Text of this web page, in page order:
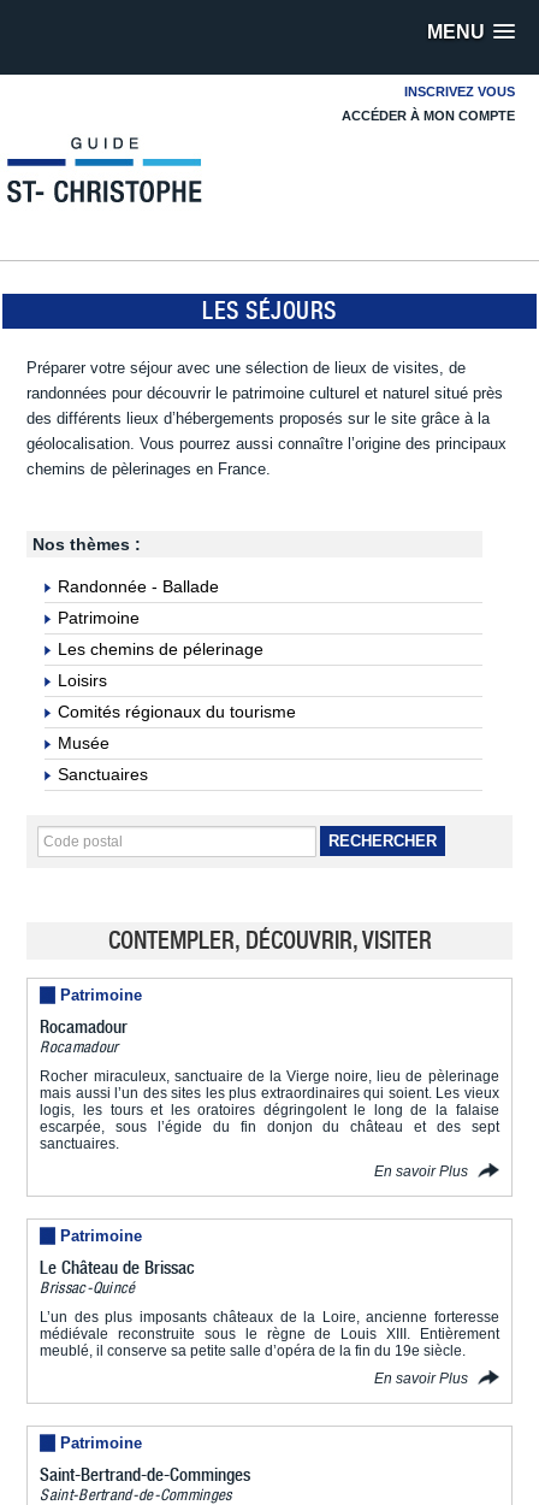
MENU
INSCRIVEZ VOUS
ACCÉDER À MON COMPTE
LES SÉJOURS
Préparer votre séjour avec une sélection de lieux de visites, de
randonnées pour découvrir le patrimoine culturel et naturel situé près
des différents lieux d’hébergements proposés sur le site grâce à la
géolocalisation. Vous pourrez aussi connaître l’origine des principaux
chemins de pèlerinages en France.
Nos thèmes :
Randonnée - Ballade
Patrimoine
Les chemins de pélerinage
Loisirs
Comités régionaux du tourisme
Musée
Sanctuaires
RECHERCHER
CONTEMPLER, DÉCOUVRIR, VISITER
Patrimoine
Rocamadour
Rocamadour
Rocher miraculeux, sanctuaire de la Vierge noire, lieu de pèlerinage
mais aussi l’un des sites les plus extraordinaires qui soient. Les vieux
logis, les tours et les oratoires dégringolent le long de la falaise
escarpée, sous l’égide du fin donjon du château et des sept
sanctuaires.
En savoir Plus
Patrimoine
Le Château de Brissac
Brissac-Quincé
L’un des plus imposants châteaux de la Loire, ancienne forteresse
médiévale reconstruite sous le règne de Louis XIII. Entièrement
meublé, il conserve sa petite salle d’opéra de la fin du 19e siècle.
En savoir Plus
Patrimoine
Saint-Bertrand-de-Comminges
Saint-Bertrand-de-Comminges